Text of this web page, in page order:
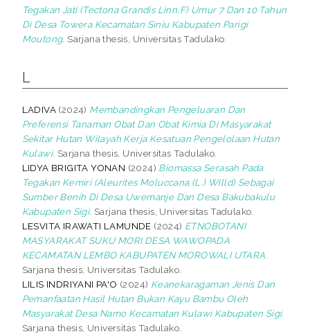
Tegakan Jati (Tectona Grandis Linn.F) Umur 7 Dan 10 Tahun
Di Desa Towera Kecamatan Siniu Kabupaten Parigi
Moutong. Sarjana thesis, Universitas Tadulako.
L
LADIVA (2024) Membandingkan Pengeluaran Dan
Preferensi Tanaman Obat Dan Obat Kimia Di Masyarakat
Sekitar Hutan Wilayah Kerja Kesatuan Pengelolaan Hutan
Kulawi. Sarjana thesis, Universitas Tadulako.
LIDYA BRIGITA YONAN (2024) Biomassa Serasah Pada
Tegakan Kemiri (Aleurites Moluccana (L.) Willd) Sebagai
Sumber Benih Di Desa Uwemanje Dan Desa Bakubakulu
Kabupaten Sigi. Sarjana thesis, Universitas Tadulako.
LESVITA IRAWATI LAMUNDE (2024) ETNOBOTANI
MASYARAKAT SUKU MORI DESA WAWOPADA
KECAMATAN LEMBO KABUPATEN MOROWALI UTARA.
Sarjana thesis, Universitas Tadulako.
LILIS INDRIYANI PA'O (2024) Keanekaragaman Jenis Dan
Pemanfaatan Hasil Hutan Bukan Kayu Bambu Oleh
Masyarakat Desa Namo Kecamatan Kulawi Kabupaten Sigi.
Sarjana thesis, Universitas Tadulako.